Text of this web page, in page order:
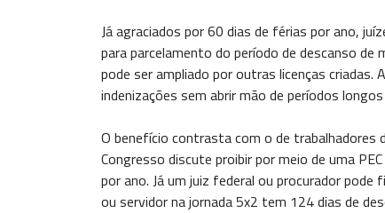
Já agraciados por 60 dias de férias por ano,
para parcelamento do período de descanso
pode ser ampliado por outras licenças
indenizações sem abrir mão de períodos
O benefício contrasta com o de trabalhadores
Congresso discute proibir por meio de uma
por ano. Já um juiz federal ou procurador
ou servidor na jornada 5x2 tem 124 dias de